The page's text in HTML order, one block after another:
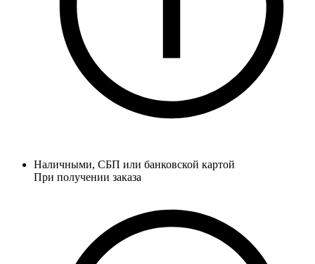
Наличными, СБП или банковской картой
При получении заказа